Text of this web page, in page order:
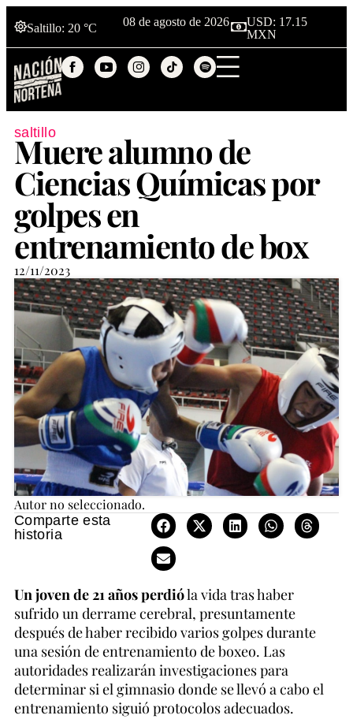
Saltillo: 20 °C 08 de agosto de 2026
USD: 17.15
MXN
saltillo
Muere alumno de
Ciencias Químicas por
golpes en
entrenamiento de box
12/11/2023
Autor no seleccionado.
Comparte esta
historia
Un joven de 21 años perdióla vida tras haber
sufrido un derrame cerebral, presuntamente
después de haber recibido varios golpes durante
una sesión de entrenamiento de boxeo. Las
autoridades realizarán investigaciones para
determinar si el gimnasio donde se llevó a cabo el
entrenamiento siguió protocolos adecuados.